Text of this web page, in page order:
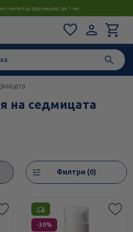
с магистър-фармацевт до 1 час
на седмицата
Филтри (0)
Етикети
-30%